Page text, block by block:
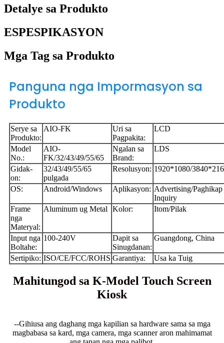
Detalye sa Produkto
ESPESPIKASYON
Mga Tag sa Produkto
Panguna nga Impormasyon sa
Produkto
Serye sa
Produkto:
AIO-FK
Uri sa
Pagpakita:
LCD
Model
No.:
AIO-
FK/32/43/49/55/65
Ngalan sa
Brand:
LDS
Gidak-
on:
32/43/49/55/65
pulgada
Resolusyon: 1920*1080/
OS: Android/Windows Aplikasyon: Advertising/Paghikap
Inquiry
Frame
nga
Materyal:
Aluminum ug Metal Kolor: Itom/Pilak
Input nga
Boltahe:
100-240V
Dapit sa
Sinugdanan:
Guangdong, China
Sertipiko: ISO/CE/FCC/ROHS Garantiya: Usa ka Tuig
Mahitungod sa K-Model Touch Screen
Kiosk
--Gihiusa ang daghang mga kapilian sa hardware sama sa mga
magbabasa sa kard, mga camera, mga scanner aron mahimamat